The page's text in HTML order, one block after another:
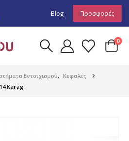
Blog Προσφορές
0
Εντοιχισμού, Κεφαλές
Karag